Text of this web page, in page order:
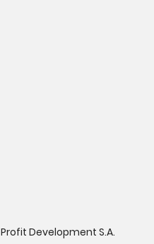
Profit Development S.A.